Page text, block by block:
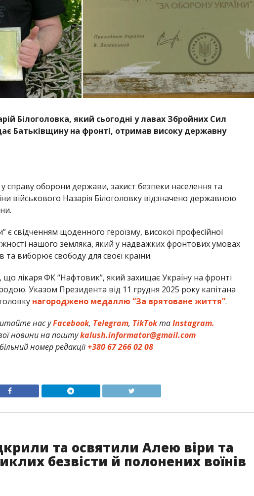
Білоголовка, який сьогодні у лавах Збройних Сил
Батьківщину на фронті, отримав високу державну
справу оборони держави, захист безпеки населення та
військового Назарія Білоголовку відзначено державною
є свідченням щоденного героїзму, високої професійної
нашого земляка, який у надважких фронтових умовах
та виборює свободу для своєї країни.
лікаря ФК “Нафтовик”, який захищає Україну на фронті
Указом Президента від 11 грудня 2025 року капітана
нагороджено медаллю “За врятоване життя”.
нас уFacebook, Telegram, TikTokтаInstagram.
новини на поштуkalush.informator@gmail.com
номер редакції+380 67 266 02 08
та освятили Алею віри та
безвісти й полонених воїнів